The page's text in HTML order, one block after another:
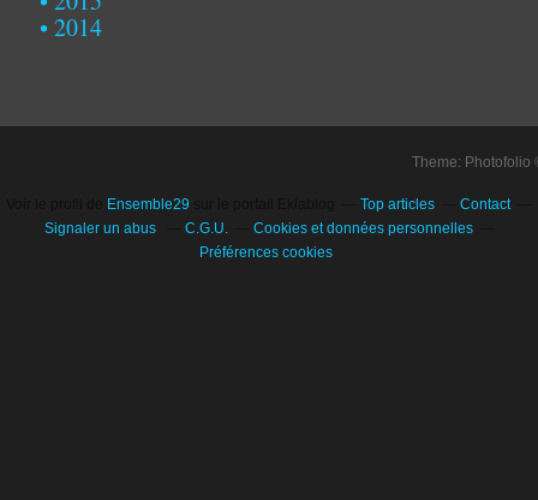
2014
Theme:
Ensemble29 Top articles
Contact
Signaler un abus
C.G.U.
Cookies et données personnelles
Préférences cookies